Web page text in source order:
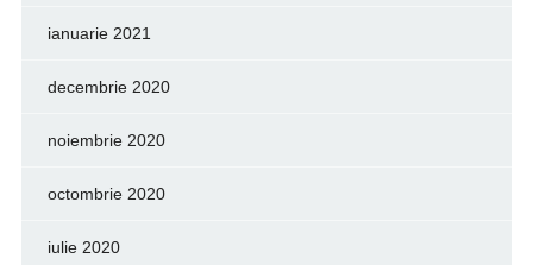
ianuarie 2021
decembrie 2020
noiembrie 2020
octombrie 2020
iulie 2020